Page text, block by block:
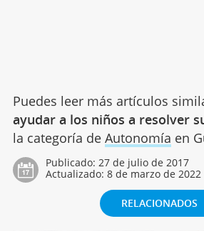
Puedes leer más artículos
ayudar a los niños a resolver
la categoría de Autonomía en
Publicado: 27 de julio de 2017
Actualizado: 8 de marzo de 2022
RELACIONADOS